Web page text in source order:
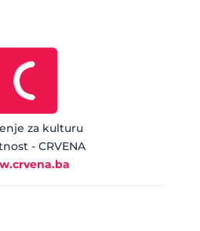
za kulturu
- CRVENA